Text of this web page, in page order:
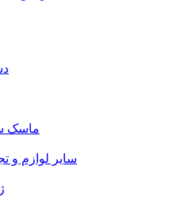
ماسک
سایر لوازم و